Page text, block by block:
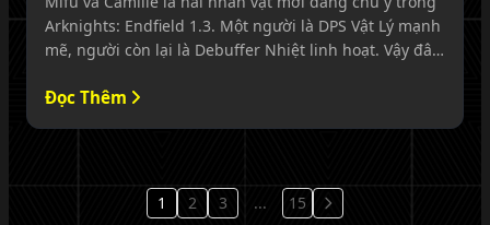
Arknights: Endfield 1.3. Một người là DPS Vật Lý mạnh
mẽ, người còn lại là Debuffer Nhiệt linh hoạt. Vậy đâu
Đọc Thêm
1 2 3 ... 15 Trang tiếp